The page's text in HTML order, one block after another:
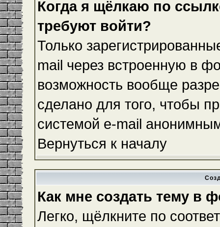
Когда я щёлкаю по
требуют войти?
Только
mail через встроенную в
возможность вообще
сделано для того, чтобы
системой e-mail
Вернуться к началу
Как мне создать тему в
Легко, щёлкните по